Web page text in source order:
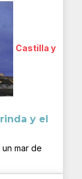
Castilla y
y el
mar de